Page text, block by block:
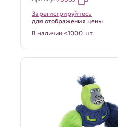
Зарегистрируйтесь
для отображения цены
В наличии <1000 шт.